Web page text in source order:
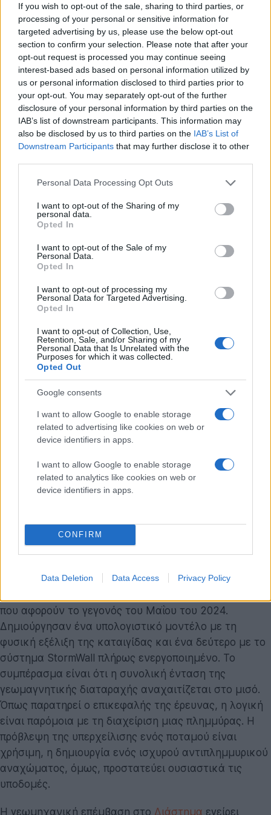
If you wish to opt-out of the sale, sharing to third parties, or
processing of your personal or sensitive information for
targeted advertising by us, please use the below opt-out
section to confirm your selection. Please note that after your
opt-out request is processed you may continue seeing
interest-based ads based on personal information utilized by
us or personal information disclosed to third parties prior to
your opt-out. You may separately opt-out of the further
disclosure of your personal information by third parties on the
IAB’s list of downstream participants. This information may
also be disclosed by us to third parties on the IAB’s List of
Downstream Participants that may further disclose it to other
Please note that this website/app uses one or more Google
not limited to your visit or usage behaviour. You may click to
grant or deny consent to Google and its third-party tags to
use your data for below specified purposes in below Google
consent section.
Personal Data Processing Opt Outs
I want to opt-out of the Sharing of my
personal data.
Opted In
I want to opt-out of the Sale of my
Personal Data.
Opted In
I want to opt-out of processing my
Personal Data for Targeted Advertising.
Opted In
I want to opt-out of Collection, Use,
Retention, Sale, and/or Sharing of my
Personal Data that Is Unrelated with the
Purposes for which it was collected.
Opted Out
Google consents
I want to allow Google to enable storage
related to advertising like cookies on web or
device identifiers in apps.
I want to allow Google to enable storage
related to analytics like cookies on web or
device identifiers in apps.
CONFIRM
Data Deletion Data Access Privacy Policy
της συμπεριφοράς του Ήλιου. Όταν μια τεράστια
στεφανιαία εκπομπή μάζας (CME) κατευθύνεται προς
τον πλανήτη, οι διαχειριστές των δορυφόρων
ενεργοποιούν τα συστήματα ασφαλείας και οι
εταιρείες παροχής ενέργειας λαμβάνουν μέτρα για να
μειώσουν το φορτίο στα δίκτυα τους. Αυτή η
παθητική στάση απέναντι στο διαστημικό καιρό
μεταβάλλεται πλέον ριζικά μέσω της έρευνας που
δημοσιεύτηκετον Ιούνιο του 2026 στο επιστημονικό
περιοδικόSpace Weather.
επιστημονική του ομάδα, προτείνουν την ενεργητική
τροποποίηση του διαστημικού περιβάλλοντος γύρω
από τον πλανήτη. Η ιδέα βασίζεται σε ένα φυσικό
στρώματα της γήινης ατμόσφαιρας μετακινείται προς
τα έξω, ενισχύοντας τα όρια της προστατευτικής
μαγνητικής "φούσκας" (μαγνητόσφαιρα). Το
StormWallαπλώς ενισχύει τεχνητά και ελεγχόμενα
αυτήν ακριβώς τη φυσική διαδικασία. Το πρόβλημα
της "μαγνητικής επανασύνδεσης" όταν οι γραμμές
του ηλιακού ανέμου και του γήινου μαγνητικού
πεδίου ευθυγραμμίζονται, επιτρέποντας την
ανεξέλεγκτη ροή ενέργειας διακόπτεται βίαια από το
πρόσθετο στρώμα πλάσματος.
Πόσο αποτελεσματική είναι η τεχνητή
μαγνητική ασπίδα;
Οι προσομοιώσεις που βασίστηκαν στη γεωμαγνητική
καταιγίδα του Μαΐου 2024 (Mother's Day Storm)
αποδεικνύουν ότι η ενεργοποίηση του
6 ώρες, παρέχοντας αρκετό χρόνο για να αποτραπούν
που αφορούν το γεγονός του Μαΐου του 2024.
Δημιούργησαν ένα υπολογιστικό μοντέλο με τη
φυσική εξέλιξη της καταιγίδας και ένα δεύτερο με το
σύστημα StormWall πλήρως ενεργοποιημένο. Το
συμπέρασμα είναι ότι η συνολική ένταση της
γεωμαγνητικής διαταραχής αναχαιτίζεται στο μισό.
Όπως παρατηρεί ο επικεφαλής της έρευνας, η λογική
είναι παρόμοια με τη διαχείριση μιας πλημμύρας. Η
πρόβλεψη της υπερχείλισης ενός ποταμού είναι
χρήσιμη, η δημιουργία ενός ισχυρού αντιπλημμυρικού
αναχώματος, όμως, προστατεύει ουσιαστικά τις
υποδομές.
Η γεωμηχανική επέμβαση στο Διάστημα εγείρει